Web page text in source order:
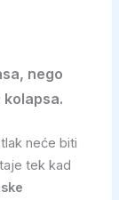
nego
kolapsa.
neće biti
tek kad